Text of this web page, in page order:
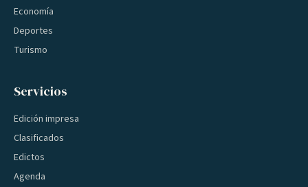
Economía
Deportes
Turismo
Servicios
Edición impresa
Clasificados
Edictos
Agenda